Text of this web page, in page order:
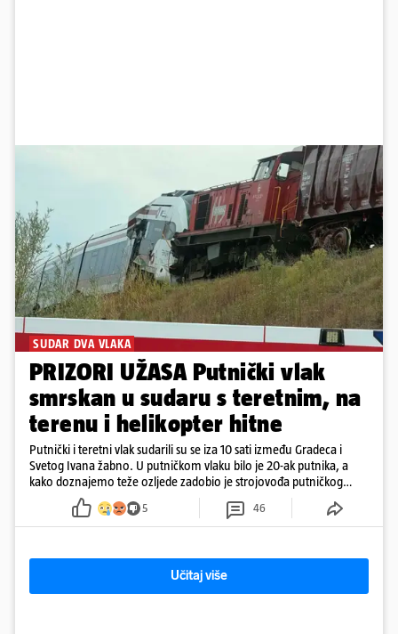
SUDAR DVA VLAKA
PRIZORI UŽASA Putnički vlak
smrskan u sudaru s teretnim, na
terenu i helikopter hitne
Putnički i teretni vlak sudarili su se iza 10 sati između Gradeca i
Svetog Ivana žabno. U putničkom vlaku bilo je 20-ak putnika, a
kako doznajemo teže ozljede zadobio je strojovođa putničkog
vlaka. Zatvoren je promet, a fotoreporteri Prigorskog objavili su
prve snimke s mjesta sudara
5 46
Učitaj više